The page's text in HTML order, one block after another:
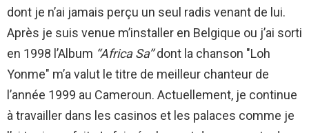
dont je n’ai jamais perçu un seul radis venant de lui.
Après je suis venue m’installer en Belgique ou j’ai sorti
en 1998 l’Album ‘‘Africa Sa’’dont la chanson "Loh
Yonme" m’a valut le titre de meilleur chanteur de
l’année 1999 au Cameroun. Actuellement, je continue
à travailler dans les casinos et les palaces comme je